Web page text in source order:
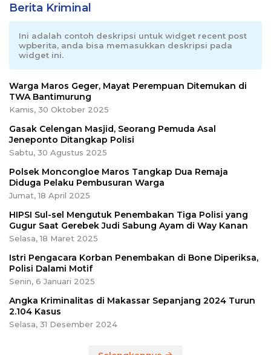
Berita Kriminal
Ini adalah contoh deskripsi untuk widget recent post
wpberita, anda bisa memasukkan deskripsi pada
widget ini.
Warga Maros Geger, Mayat Perempuan Ditemukan di
TWA Bantimurung
Kamis, 30 Oktober 2025
Gasak Celengan Masjid, Seorang Pemuda Asal
Jeneponto Ditangkap Polisi
Sabtu, 30 Agustus 2025
Polsek Moncongloe Maros Tangkap Dua Remaja
Diduga Pelaku Pembusuran Warga
Jumat, 18 April 2025
HIPSI Sul-sel Mengutuk Penembakan Tiga Polisi yang
Gugur Saat Gerebek Judi Sabung Ayam di Way Kanan
Selasa, 18 Maret 2025
Istri Pengacara Korban Penembakan di Bone Diperiksa,
Polisi Dalami Motif
Senin, 6 Januari 2025
Angka Kriminalitas di Makassar Sepanjang 2024 Turun
2.104 Kasus
Selasa, 31 Desember 2024